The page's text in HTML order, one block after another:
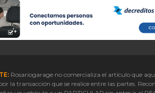
Rosariogarage no comercializa el artículo que
la transacción que se realice entre las partes.